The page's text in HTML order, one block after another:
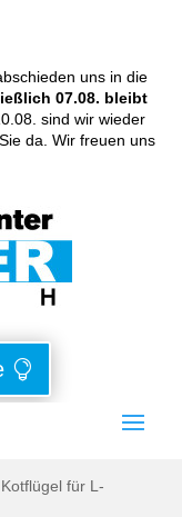
uns in die
07.08. bleibt
sind wir wieder
da. Wir freuen uns
für L-